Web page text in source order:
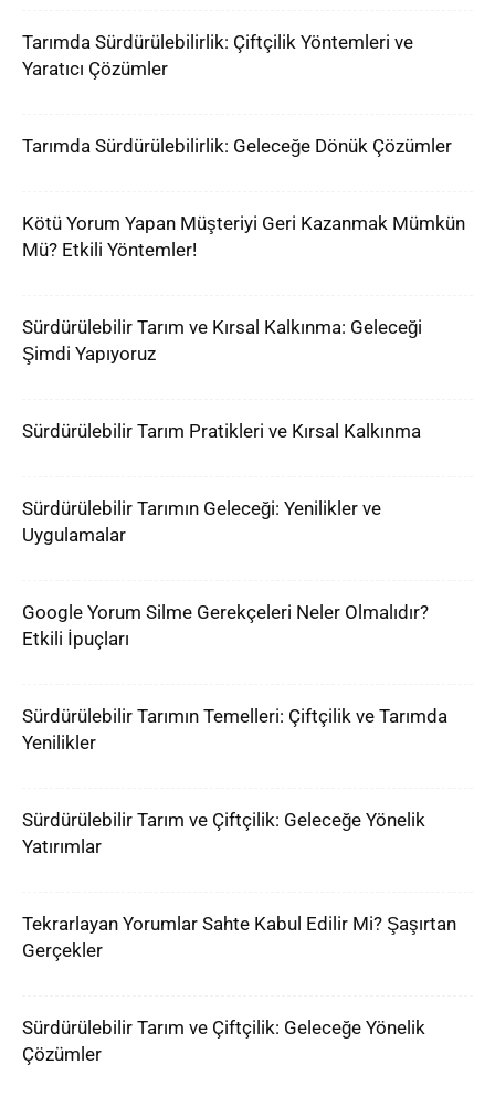
Tarımda Sürdürülebilirlik: Çiftçilik Yöntemleri ve
Yaratıcı Çözümler
Tarımda Sürdürülebilirlik: Geleceğe Dönük Çözümler
Kötü Yorum Yapan Müşteriyi Geri Kazanmak Mümkün
Mü? Etkili Yöntemler!
Sürdürülebilir Tarım ve Kırsal Kalkınma: Geleceği
Şimdi Yapıyoruz
Sürdürülebilir Tarım Pratikleri ve Kırsal Kalkınma
Sürdürülebilir Tarımın Geleceği: Yenilikler ve
Uygulamalar
Google Yorum Silme Gerekçeleri Neler Olmalıdır?
Etkili İpuçları
Sürdürülebilir Tarımın Temelleri: Çiftçilik ve Tarımda
Yenilikler
Sürdürülebilir Tarım ve Çiftçilik: Geleceğe Yönelik
Yatırımlar
Tekrarlayan Yorumlar Sahte Kabul Edilir Mi? Şaşırtan
Gerçekler
Sürdürülebilir Tarım ve Çiftçilik: Geleceğe Yönelik
Çözümler